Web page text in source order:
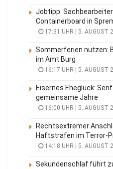
Jobtipp:
Containerboard in
17:31 UHR | 5. AUGUST
Sommerferien nutzen:
im Amt Burg
16:17 UHR | 5. AUGUST
Eisernes Eheglück:
gemeinsame Jahre
16:00 UHR | 5. AUGUST
Rechtsextremer
Haftstrafen im Terror-
14:18 UHR | 5. AUGUST
Sekundenschlaf führt